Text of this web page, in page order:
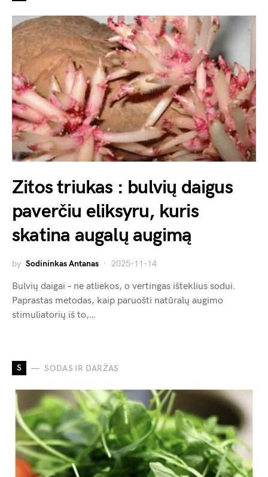
Zitos triukas : bulvių daigus
paverčiu eliksyru, kuris
skatina augalų augimą
by Sodininkas Antanas 2025-11-14
Bulvių daigai – ne atliekos, o vertingas išteklius sodui.
Paprastas metodas, kaip paruošti natūralų augimo
stimuliatorių iš to,…
S SODAS IR DARŽAS